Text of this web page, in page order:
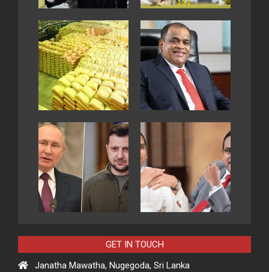
GET IN TOUCH
Janatha Mawatha, Nugegoda, Sri Lanka